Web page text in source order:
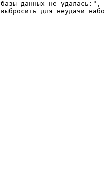
данных не удалась:" ,
для неудачи